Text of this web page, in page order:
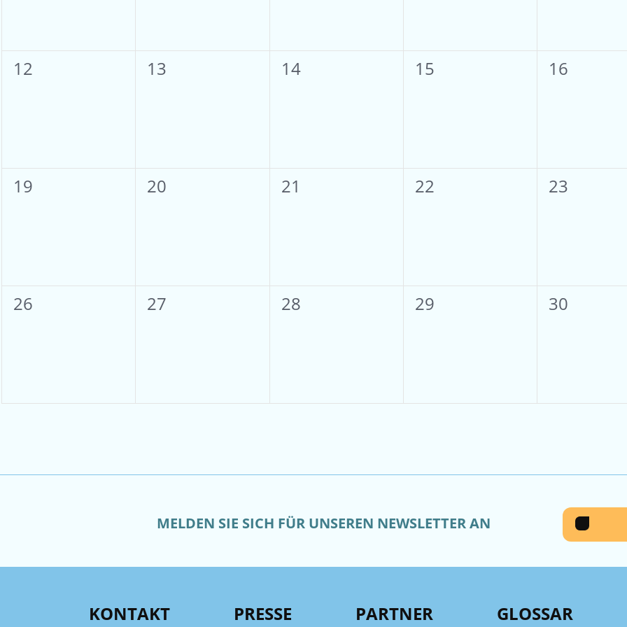
0
12
0
13
0
14
0
15
0
16
0
19
0
20
0
21
0
22
0
23
0
26
0
27
0
28
0
29
0
30
MELDEN SIE SICH FÜR UNSEREN NEWSLETTER AN
KONTAKT PRESSE PARTNER GLOSSAR